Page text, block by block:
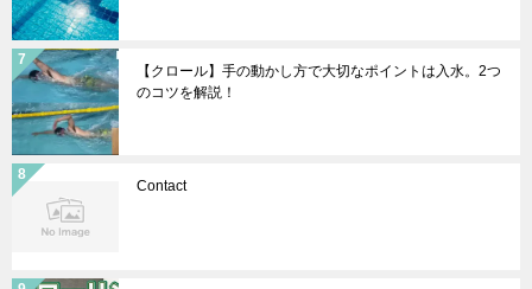
【クロール】手の動かし方で大切なポイントは入水。2つ
のコツを解説！
Contact